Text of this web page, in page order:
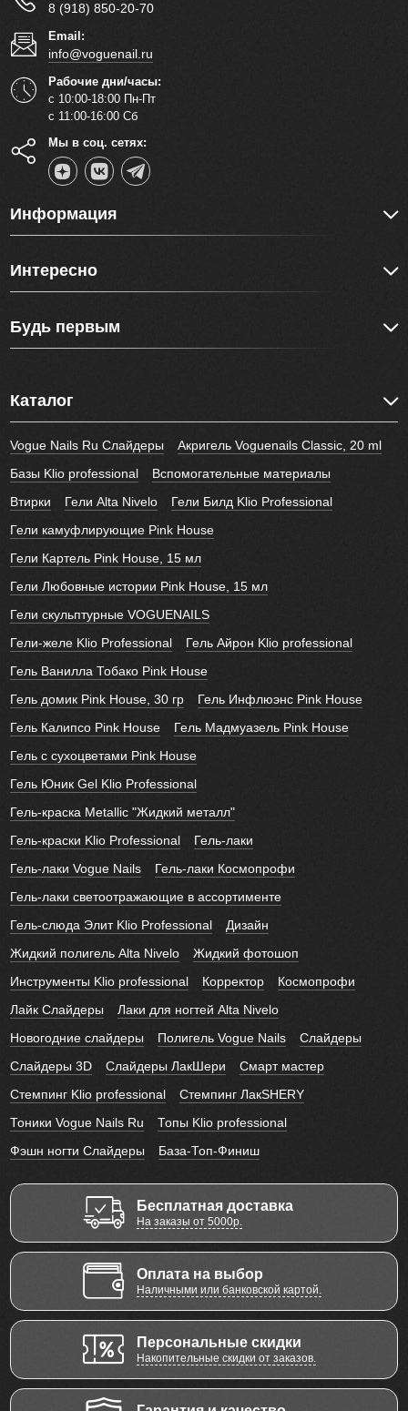
8 (918) 850-20-70
Email:
info@voguenail.ru
Рабочие дни/часы:
с 10:00-18:00 Пн-Пт
с 11:00-16:00 Сб
Мы в соц. сетях:
Информация
Интересно
Будь первым
Каталог
Vogue Nails Ru Слайдеры
Акригель Voguenails Classic, 20 ml
Базы Klio professional
Вспомогательные материалы
Втирки
Гели Alta Nivelo
Гели Билд Klio Professional
Гели камуфлирующие Pink House
Гели Картель Pink House, 15 мл
Гели Любовные истории Pink House, 15 мл
Гели скульптурные VOGUENAILS
Гели-желе Klio Professional
Гель Айрон Klio professional
Гель Ванилла Тобако Pink House
Гель домик Pink House, 30 гр
Гель Инфлюэнс Pink House
Гель Калипсо Pink House
Гель Мадмуазель Pink House
Гель с сухоцветами Pink House
Гель Юник Gel Klio Professional
Гель-краска Metallic "Жидкий металл"
Гель-краски Klio Professional
Гель-лаки
Гель-лаки Vogue Nails
Гель-лаки Космопрофи
Гель-лаки светоотражающие в ассортименте
Гель-слюда Элит Klio Professional
Дизайн
Жидкий полигель Alta Nivelo
Жидкий фотошоп
Инструменты Klio professional
Корректор
Космопрофи
Лайк Слайдеры
Лаки для ногтей Alta Nivelo
Новогодние слайдеры
Полигель Vogue Nails
Слайдеры
Слайдеры 3D
Слайдеры ЛакШери
Смарт мастер
Стемпинг Klio professional
Стемпинг ЛакSHERY
Тоники Vogue Nails Ru
Топы Klio professional
Фэшн ногти Слайдеры
База-Топ-Финиш
Бесплатная доставка
На заказы от 5000р.
Оплата на выбор
Наличными или банковской картой.
Персональные скидки
Накопительные скидки от заказов.